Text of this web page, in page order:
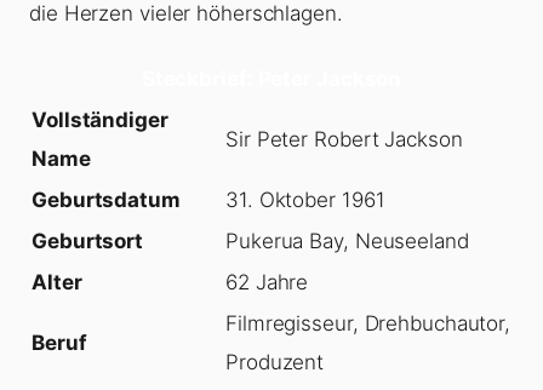
die Herzen vieler höherschlagen.
Vollständiger
Name
Sir Peter Robert Jackson
Geburtsdatum
31. Oktober 1961
Geburtsort
Pukerua Bay, Neuseeland
Alter
62 Jahre
Beruf
Filmregisseur, Drehbuchautor,
Produzent